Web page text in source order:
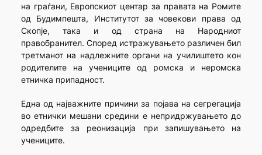
на граѓани, Европскиот центар за правата на Ромите
од Будимпешта, Институтот за човекови права од
Скопје, така и од страна на Народниот
правобранител. Според истражувањето различен бил
третманот на надлежните органи на училиштето кон
родителите на учениците од ромска и неромска
етничка припадност.
Една од најважните причини за појава на сегрегација
во етнички мешани средини е непридржувањето до
одредбите за реонизација при запишувањето на
учениците.